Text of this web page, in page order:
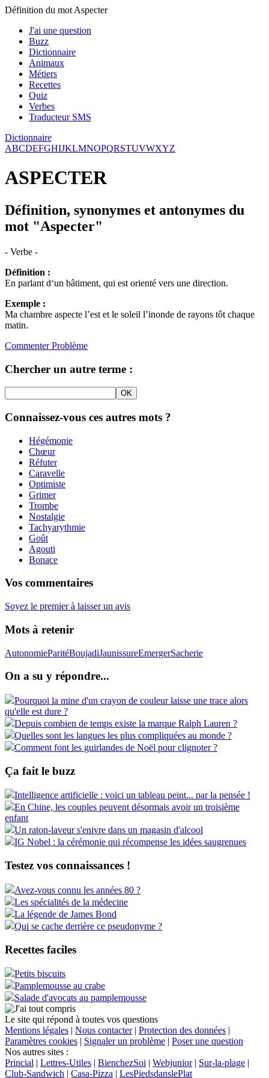
Définition du mot Aspecter
J'ai une question
Buzz
Dictionnaire
Animaux
Métiers
Recettes
Quiz
Verbes
Traducteur SMS
Dictionnaire
ABCDEFGHIJKLMNOPQRSTUVWXYZ
ASPECTER
Définition, synonymes et antonymes du
mot "Aspecter"
- Verbe -
Définition :
En parlant d‘un bâtiment, qui est orienté vers une direction.
Exemple :
Ma chambre aspecte l’est et le soleil l’inonde de rayons tôt chaque
matin.
CommenterProblème
Chercher un autre terme :
Connaissez-vous ces autres mots ?
Hégémonie
Chœur
Réfuter
Caravelle
Optimiste
Grimer
Trombe
Nostalgie
Tachyarythmie
Goût
Agouti
Bonace
Vos commentaires
Soyez le premier à laisser un avis
Mots à retenir
AutonomieParitéBoujadiJaunissureEmergerSacherie
On a su y répondre...
Pourquoi la mine d'un crayon de couleur laisse une trace alors
qu'elle est dure ?
Depuis combien de temps existe la marque Ralph Lauren ?
Quelles sont les langues les plus compliquées au monde ?
Comment font les guirlandes de Noël pour clignoter ?
Ça fait le buzz
Intelligence artificielle : voici un tableau peint... par la pensée !
En Chine, les couples peuvent désormais avoir un troisième
enfant
Un raton-laveur s'enivre dans un magasin d'alcool
IG Nobel : la cérémonie qui récompense les idées saugrenues
Testez vos connaissances !
Avez-vous connu les années 80 ?
Les spécialités de la médecine
La légende de James Bond
Qui se cache derrière ce pseudonyme ?
Recettes faciles
Petits biscuits
Pamplemousse au crabe
Salade d'avocats au pamplemousse
Le site qui répond à toutes vos questions
Mentions légales | Nous contacter| Protection des données |
Paramètres cookies | Signaler un problème | Poser une question
Nos autres sites :
Princial | Lettres-Utiles | BienchezSoi | Webjunior| Sur-la-plage |
Club-Sandwich | Casa-Pizza | LesPiedsdanslePlat